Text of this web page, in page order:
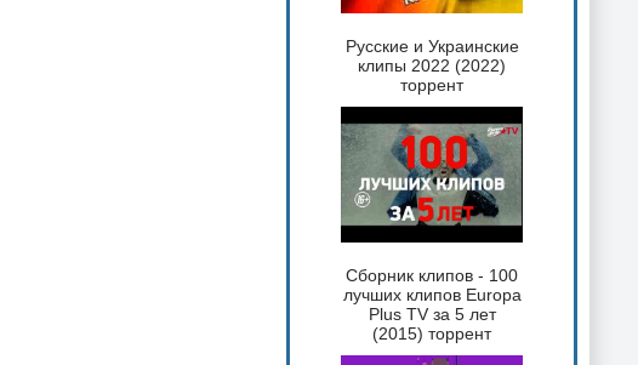
Русские и Украинские
клипы 2022 (2022)
торрент
Сборник клипов - 100
лучших клипов Europa
Plus TV за 5 лет
(2015) торрент